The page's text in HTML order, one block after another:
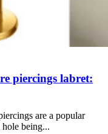
piercings labret:
are a popular
being...